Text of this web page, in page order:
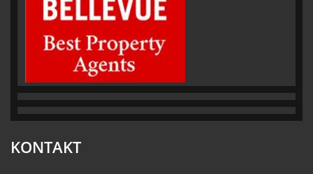
KONTAKT